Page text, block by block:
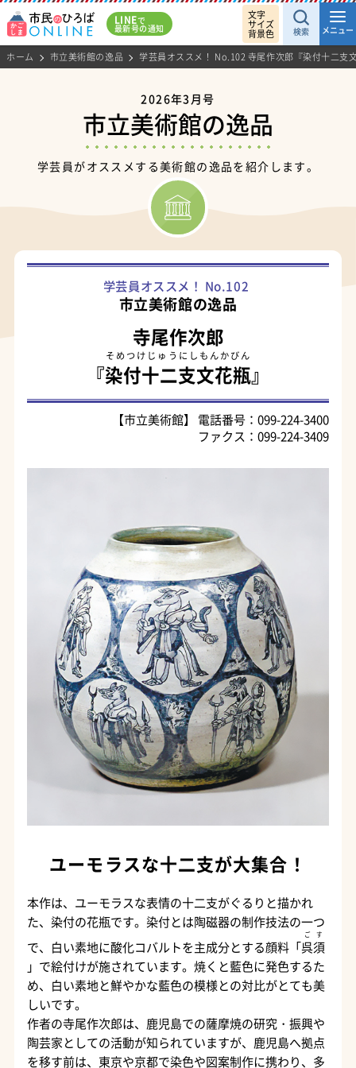
LINEで
最新号の通知
文字
サイズ
背景色 検索 メニュー
ホーム 市立美術館の逸品 学芸員オススメ！ No.102 寺尾作次郎『染付十二支
2026年3月号
市立美術館の逸品
学芸員がオススメする美術館の逸品を紹介します。
学芸員オススメ！ No.102
市立美術館の逸品
寺尾作次郎
『染付十二支文花瓶
そめつけじゅうにしもんかびん
』
【市立美術館】 電話番号：099-224-3400
ファクス：099-224-3409
ユーモラスな十二支が大集合！
本作は、ユーモラスな表情の十二支がぐるりと描かれ
た、染付の花瓶です。染付とは陶磁器の制作技法の一つ
で、白い素地に酸化コバルトを主成分とする顔料「呉須
ごす
」で絵付けが施されています。焼くと藍色に発色するた
め、白い素地と鮮やかな藍色の模様との対比がとても美
しいです。
作者の寺尾作次郎は、鹿児島での薩摩焼の研究・振興や
陶芸家としての活動が知られていますが、鹿児島へ拠点
を移す前は、東京や京都で染色や図案制作に携わり、多